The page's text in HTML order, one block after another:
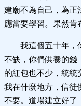
建廟不為自己，為正
應當要學習。果然肯
我這個五十年，
不缺，你們供養的錢
的紅包也不少，統統
我在什麼地方，信徒
不要。道場建立好了